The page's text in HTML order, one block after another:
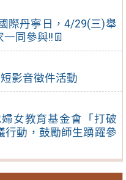
際丹寧日，4/29(三)舉
同參與!!👖
影音徵件活動
女教育基金會「打破
行動，鼓勵師生踴躍參